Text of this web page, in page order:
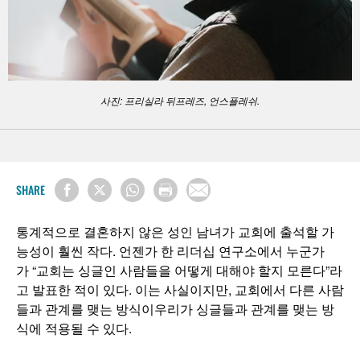
사진: 프리실라 뒤프레즈, 언스플레쉬.
SHARE
통계적으로 결혼하지 않은 성인 남녀가 교회에 출석할 가
능성이 훨씬 작다. 언젠가 한 리더십 연구소에서 누군가
가 “교회는 싱글인 사람들을 어떻게 대해야 할지 모른다”라
고 발표한 적이 있다. 이는 사실이지만, 교회에서 다른 사람
들과 관계를 맺는 방식이우리가 싱글들과 관계를 맺는 방
식에 적용될 수 있다.